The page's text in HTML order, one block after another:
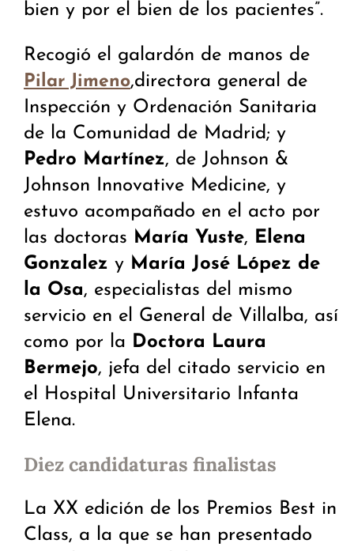
bien y por el bien de los pacientes”.
Recogió el galardón de manos de
Pilar Jimeno,directora general de
Inspección y Ordenación Sanitaria
de la Comunidad de Madrid; y
Pedro Martínez, de Johnson &
Johnson Innovative Medicine, y
estuvo acompañado en el acto por
las doctoras María Yuste, Elena
Gonzalez y María José López de
la Osa, especialistas del mismo
servicio en el General de Villalba, así
como por la Doctora Laura
Bermejo, jefa del citado servicio en
el Hospital Universitario Infanta
Elena.
Diez candidaturas finalistas
La XX edición de los Premios Best in
Class, a la que se han presentado